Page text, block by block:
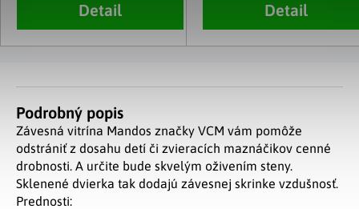
Detail Detail
Podrobný popis
Závesná vitrína Mandos značky VCM vám pomôže
odstrániť z dosahu detí či zvieracích maznáčikov cenné
drobnosti. A určite bude skvelým oživením steny.
Sklenené dvierka tak dodajú závesnej skrinke vzdušnosť.
Prednosti: